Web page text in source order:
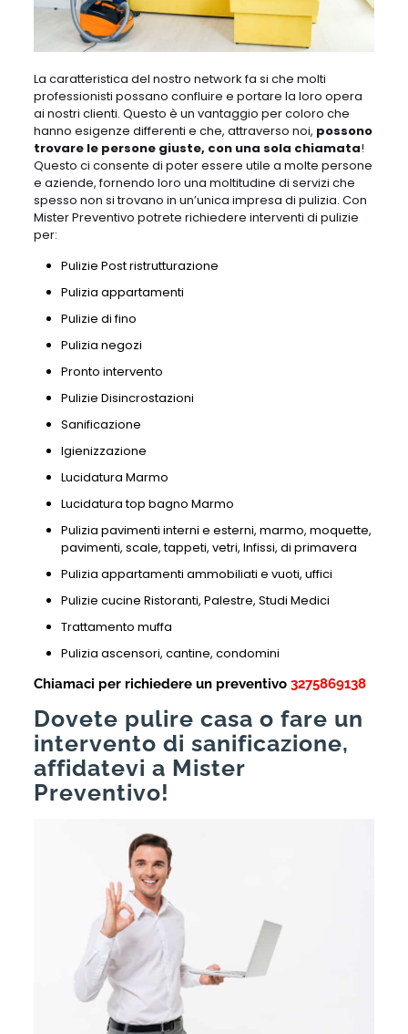
La caratteristica del nostro network fa si che molti
professionisti possano confluire e portare la loro opera
ai nostri clienti. Questo è un vantaggio per coloro che
hanno esigenze differenti e che, attraverso noi, possono
trovare le persone giuste, con una sola chiamata!
Questo ci consente di poter essere utile a molte persone
e aziende, fornendo loro una moltitudine di servizi che
spesso non si trovano in un’unica impresa di pulizia. Con
Mister Preventivo potrete richiedere interventi di pulizie
per:
Pulizie Post ristrutturazione
Pulizia appartamenti
Pulizie di fino
Pulizia negozi
Pronto intervento
Pulizie Disincrostazioni
Sanificazione
Igienizzazione
Lucidatura Marmo
Lucidatura top bagno Marmo
Pulizia pavimenti interni e esterni, marmo, moquette,
pavimenti, scale, tappeti, vetri, Infissi, di primavera
Pulizia appartamenti ammobiliati e vuoti, uffici
Pulizie cucine Ristoranti, Palestre, Studi Medici
Trattamento muffa
Pulizia ascensori, cantine, condomini
Chiamaci per richiedere un preventivo 3275869138
Dovete pulire casa o fare un
intervento di sanificazione,
affidatevi a Mister
Preventivo!